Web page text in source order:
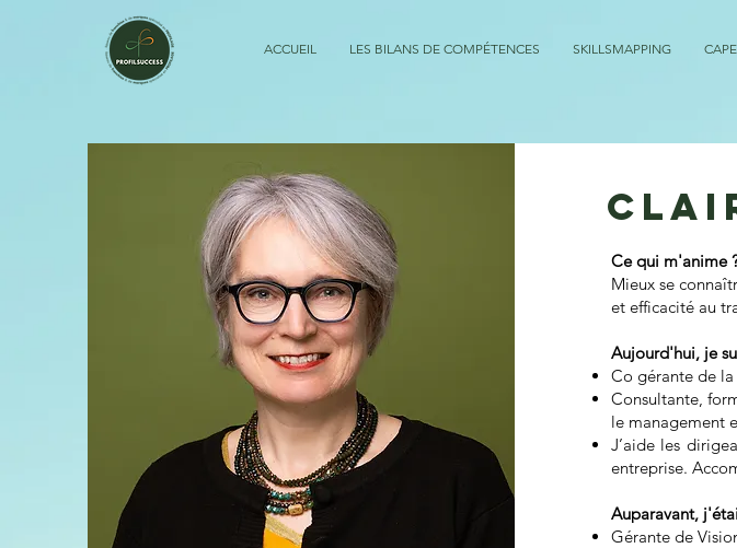
ACCUEIL LES BILANS DE COMPÉTENCES SKILLSMAPPING
Ce qui m'anime
Mieux se
et efficacité au
Aujourd'hui, je
Co gérante de la
Consultante,
le management
J’aide les
entreprise.
Auparavant,
Gérante de